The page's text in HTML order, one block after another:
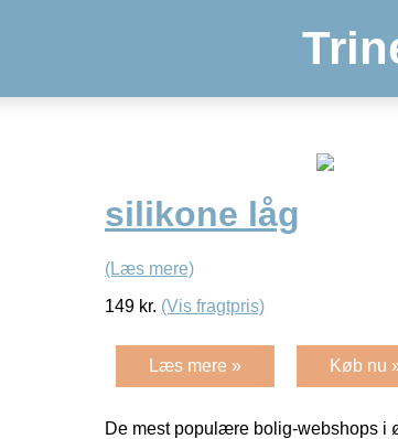
silikone låg
(Læs mere)
149 kr. (Vis fragtpris)
Læs mere » Køb nu
De mest populære bolig-webshops i